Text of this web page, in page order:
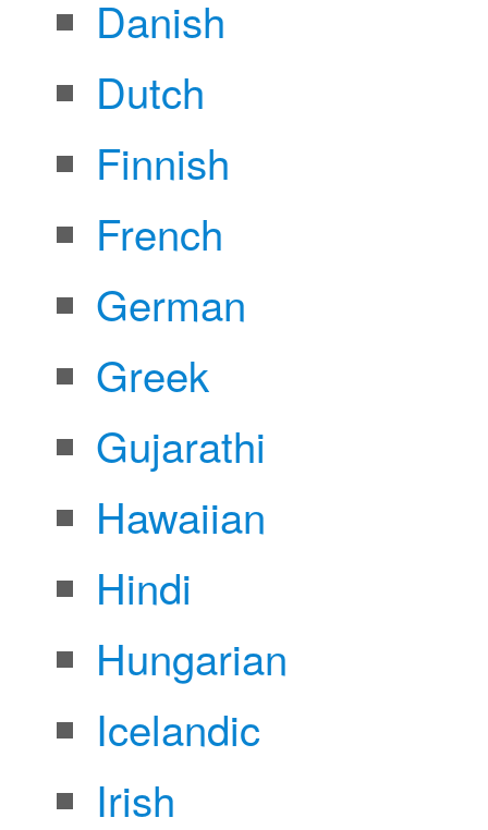
Danish
Dutch
Finnish
French
German
Greek
Gujarathi
Hawaiian
Hindi
Hungarian
Icelandic
Irish